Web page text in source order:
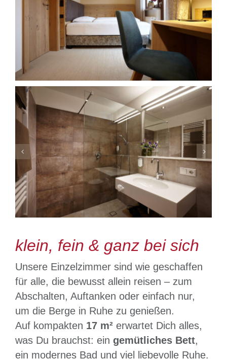
klein, fein & ganz bei sich
Unsere Einzelzimmer sind wie geschaffen
für alle, die bewusst allein reisen – zum
Abschalten, Auftanken oder einfach nur,
um die Berge in Ruhe zu genießen.
Auf kompakten 17 m²erwartet Dich alles,
was Du brauchst: ein gemütliches Bett,
ein modernes Bad und viel liebevolle Ruhe.